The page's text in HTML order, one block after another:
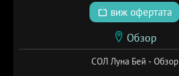
виж офертата
Обзор
СОЛ Луна Бей - Обзор